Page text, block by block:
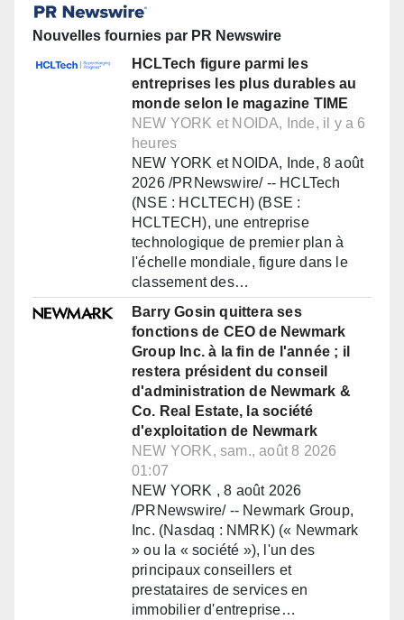
Nouvelles fournies par PR Newswire
HCLTech figure parmi les
entreprises les plus durables au
monde selon le magazine TIME
NEW YORK et NOIDA, Inde, il y a 6
heures
NEW YORK et NOIDA, Inde, 8 août
2026 /PRNewswire/ -- HCLTech
(NSE : HCLTECH) (BSE :
HCLTECH), une entreprise
technologique de premier plan à
l'échelle mondiale, figure dans le
classement des…
Barry Gosin quittera ses
fonctions de CEO de Newmark
Group Inc. à la fin de l'année ; il
restera président du conseil
d'administration de Newmark &
Co. Real Estate, la société
d'exploitation de Newmark
NEW YORK, sam., août 8 2026
01:07
NEW YORK , 8 août 2026
/PRNewswire/ -- Newmark Group,
Inc. (Nasdaq : NMRK) (« Newmark
» ou la « société »), l'un des
principaux conseillers et
prestataires de services en
immobilier d'entreprise…